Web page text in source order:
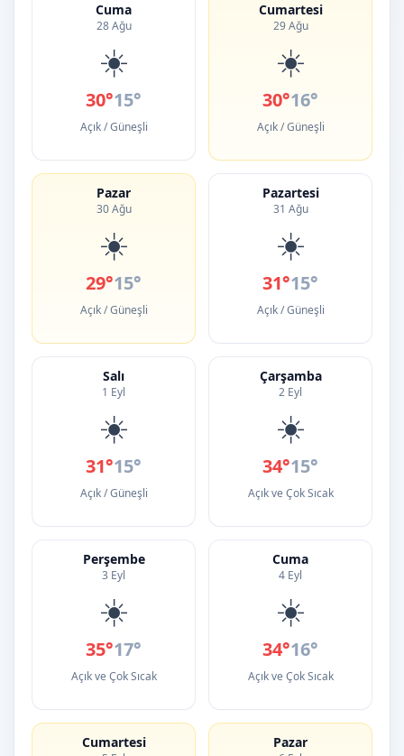
Cuma
28 Ağu
☀️
30°15°
Açık / Güneşli
Cumartesi
29 Ağu
☀️
30°16°
Açık / Güneşli
Pazar
30 Ağu
☀️
29°15°
Açık / Güneşli
Pazartesi
31 Ağu
☀️
31°15°
Açık / Güneşli
Salı
1 Eyl
☀️
31°15°
Açık / Güneşli
Çarşamba
2 Eyl
☀️
34°15°
Açık ve Çok Sıcak
Perşembe
3 Eyl
☀️
35°17°
Açık ve Çok Sıcak
Cuma
4 Eyl
☀️
34°16°
Açık ve Çok Sıcak
Cumartesi Pazar